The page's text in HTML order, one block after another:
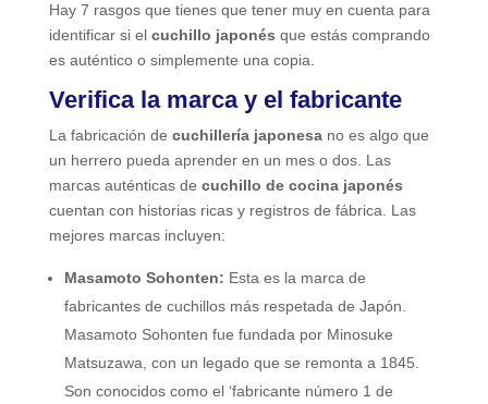
Hay 7 rasgos que tienes que tener muy en cuenta para
identificar si el cuchillo japonés que estás comprando
es auténtico o simplemente una copia.
Verifica la marca y el fabricante
La fabricación de cuchillería japonesano es algo que
un herrero pueda aprender en un mes o dos. Las
marcas auténticas de cuchillo de cocina japonés
cuentan con historias ricas y registros de fábrica. Las
mejores marcas incluyen:
Masamoto Sohonten: Esta es la marca de
fabricantes de cuchillos más respetada de Japón.
Masamoto Sohonten fue fundada por Minosuke
Matsuzawa, con un legado que se remonta a 1845.
Son conocidos como el ‘fabricante número 1 de